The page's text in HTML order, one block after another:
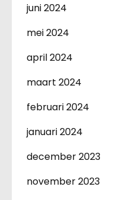
juni 2024
mei 2024
april 2024
maart 2024
februari 2024
januari 2024
december 2023
november 2023